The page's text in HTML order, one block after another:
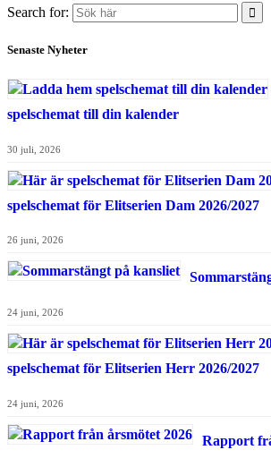
Search for:
Senaste Nyheter
spelschemat till din kalender
30 juli, 2026
spelschemat för Elitserien Dam 2026/2027
26 juni, 2026
24 juni, 2026
spelschemat för Elitserien Herr 2026/2027
24 juni, 2026
Rapport